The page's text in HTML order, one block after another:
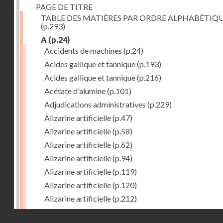
PAGE DE TITRE
TABLE DES MATIÈRES PAR ORDRE
(p.293)
A (p.24)
Accidents de machines (p.24)
Acides gallique et tannique(p.193)
Acides gallique et tannique(p.216)
Acétate d'alumine(p.101)
Adjudications administratives (p.229)
Alizarine artificielle(p.47)
Alizarine artificielle(p.58)
Alizarine artificielle(p.62)
Alizarine artificielle(p.94)
Alizarine artificielle(p.119)
Alizarine artificielle(p.120)
Alizarine artificielle(p.212)
Alizarine artificielle(p.256)